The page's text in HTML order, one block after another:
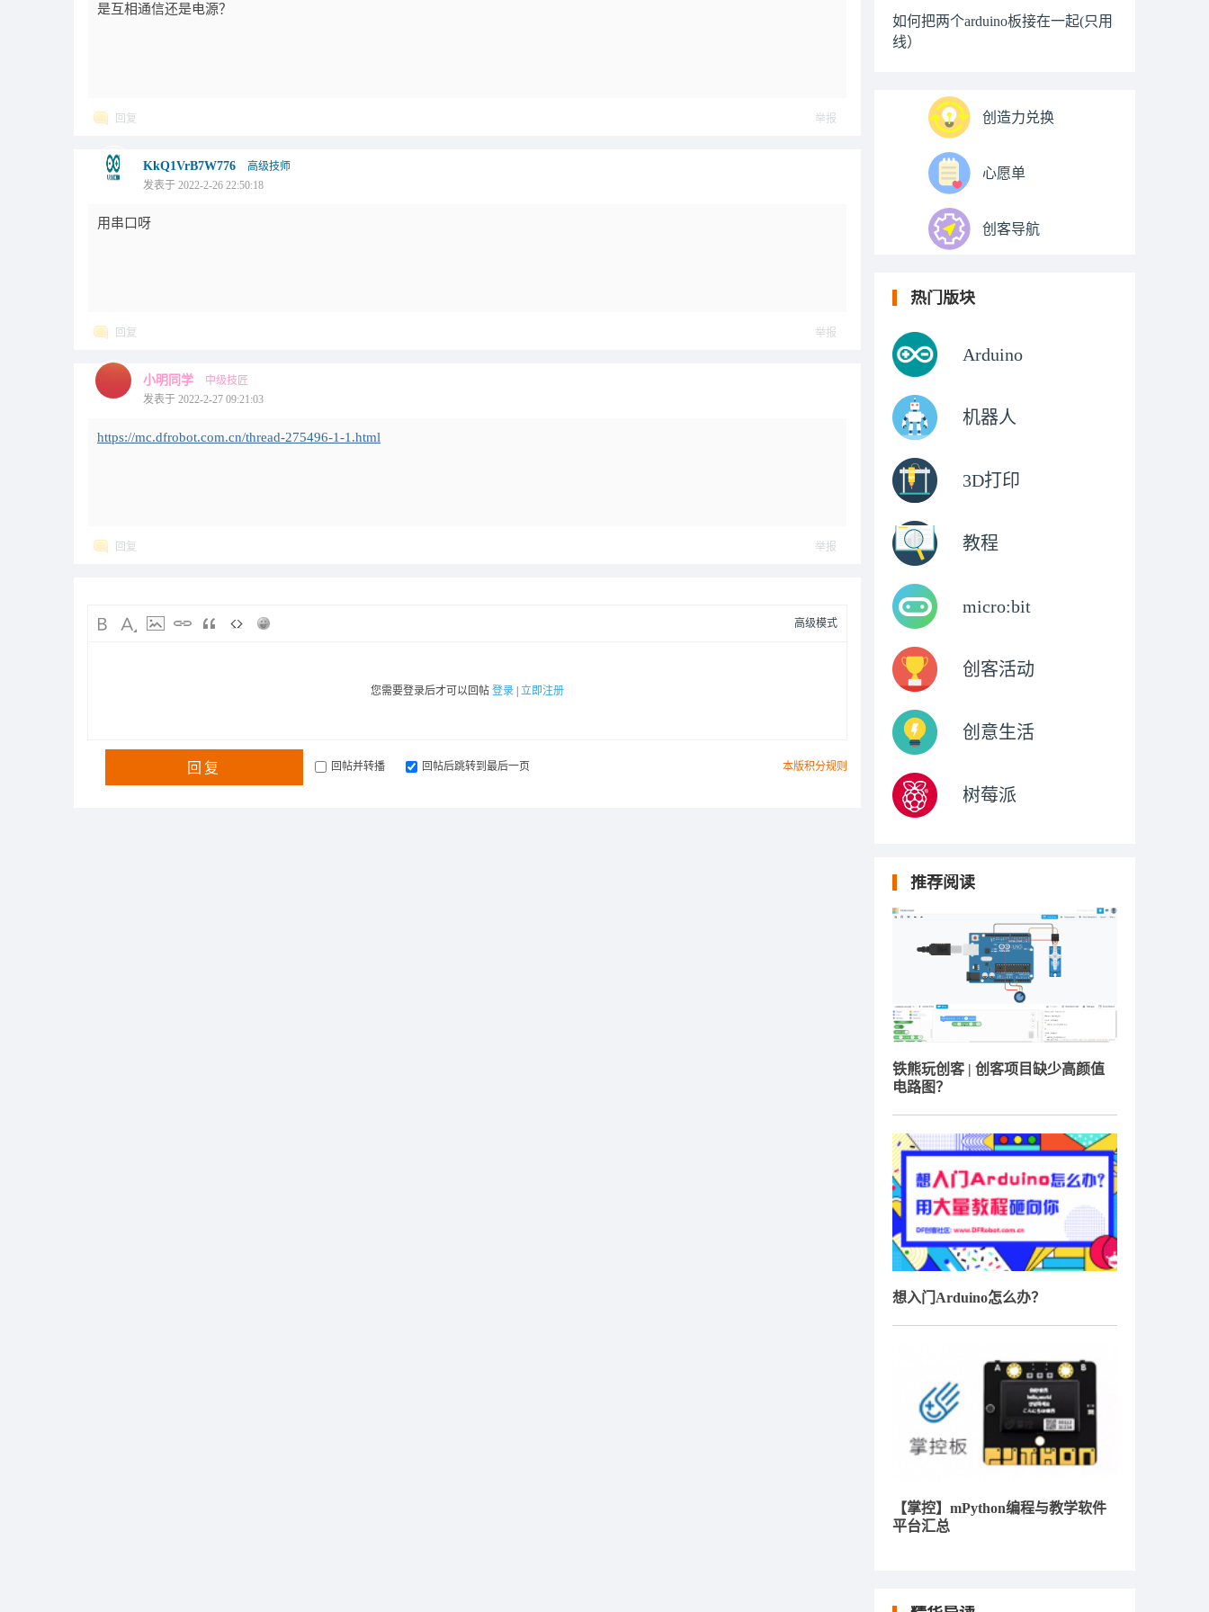
是互相通信还是电源？
回复 举报
KkQ1VrB7W776
高级技师
发表于 2022-2-26 22:50:18
用串口呀
回复 举报
小明同学
中级技匠
发表于 2022-2-27 09:21:03
https://mc.dfrobot.com.cn/thread-275496-1-1.html
回复 举报
高级模式
您需要登录后才可以回帖 登录 立即注册
本版积分规则
回复 回帖并转播 回帖后跳转到最后一页
如何把两个arduino板接在一起(只用
线）
创造力兑换
心愿单
创客导航
热门版块
Arduino
机器人
3D打印
教程
micro:bit
创客活动
创意生活
树莓派
推荐阅读
铁熊玩创客 | 创客项目缺少高颜值
电路图？
想入门Arduino怎么办？
【掌控】mPython编程与教学软件
平台汇总